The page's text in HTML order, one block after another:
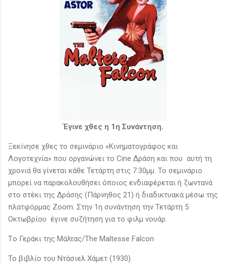
Έγινε χθες η 1η Συνάντηση.
Ξεκίνησε χθες το σεμινάριο «Κινηματογράφος και
Λογοτεχνία» που οργανώνει το Cine Δράση και που αυτή τη
χρονιά θα γίνεται κάθε Τετάρτη στις 7:30μμ. Το σεμινάριο
μπορεί να παρακολουθήσει όποιος ενδιαφέρεται ή ζωντανά
στο στέκι της Δράσης (Πάρνηθος 21) ή διαδικτυακά μέσω της
πλατφόρμας Zoom. Στην 1η συνάντηση την Τετάρτη 5
Οκτωβρίου έγινε συζήτηση για το φιλμ νουάρ.
Τo Γεράκι της Μάλτας/The Maltesse Falcon
Το βιβλίο του Ντάσιελ Χάμετ (1930)